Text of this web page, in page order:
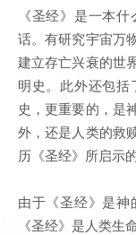
《圣经》是一本
话。有研究宇宙万
建立存亡兴衰的世
明史。此外还包
史，更重要的，是
外，还是人类的救
历《圣经》所启示的
由于《圣经》是神
《圣经》是人类生